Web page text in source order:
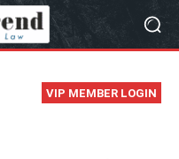
VIP MEMBER LOGIN